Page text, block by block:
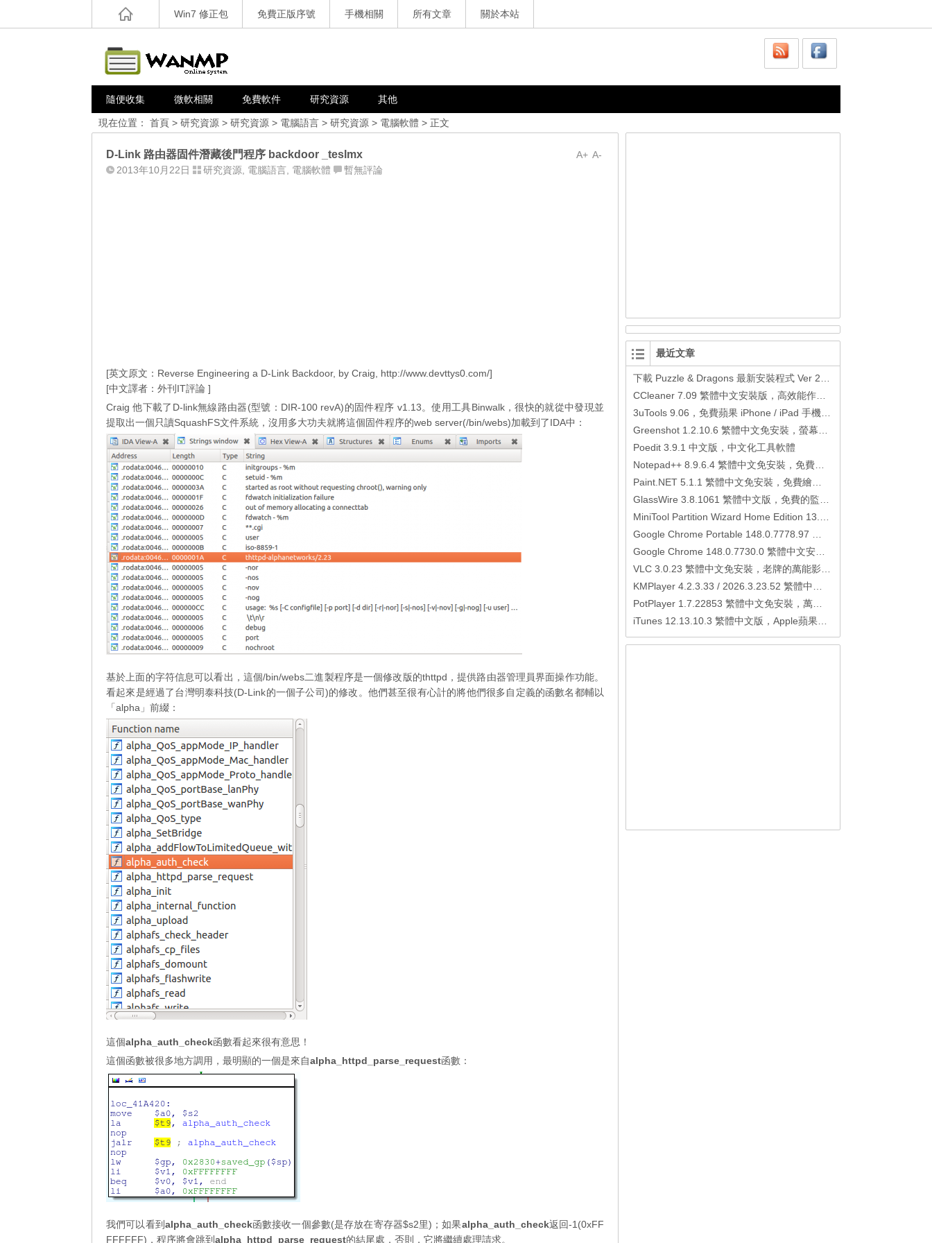
Win7 修正包 免費正版序號 手機相關 所有文章 關於本站
隨便收集 微軟相關 免費軟件 研究資源 其他
現在位置： 首頁 > 研究資源 > 研究資源 > 電腦語言 > 研究資源 > 電腦軟體 > 正文
A-
A+
D-Link 路由器固件潛藏後門程序 backdoor _teslmx
2013年10月22日 研究資源 電腦語言 電腦軟體 暫無評論
[英文原文：Reverse Engineering a D-Link Backdoor, by Craig, http://www.devttys0.com/]
[中文譯者：外刊IT評論 ]
Craig 他下載了D-link無線路由器(型號：DIR-100 revA)的固件程序 v1.13。使用工具Binwalk，很快的就從中發現並
提取出一個只讀SquashFS文件系統，沒用多大功夫就將這個固件程序的web server(/bin/webs)加載到了IDA中：
基於上面的字符信息可以看出，這個/bin/webs二進製程序是一個修改版的thttpd，提供路由器管理員界面操作功能。
看起來是經過了台灣明泰科技(D-Link的一個子公司)的修改。他們甚至很有心計的將他們很多自定義的函數名都輔以
「alpha」前綴：
這個alpha_auth_check函數看起來很有意思！
這個函數被很多地方調用，最明顯的一個是來自alpha_httpd_parse_request函數：
我們可以看到 alpha_auth_check函數接收一個參數(是存放在寄存器$s2里)；如果alpha_auth_check返回-1(0xFF
FFFFFF)，程序將會跳到 alpha_httpd_parse_request的結尾處，否則，它將繼續處理請求。
最近文章
Poedit 3.9.1 中文版，中文化工具軟體